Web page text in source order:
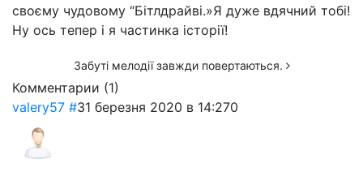
своєму чудовому “Бітлдрайві.»Я дуже вдячний тобі!
Ну ось тепер і я частинка історії!
Забуті мелодії завжди повертаються.
Комментарии (1)
valery57 #31 березня 2020 в 14:270